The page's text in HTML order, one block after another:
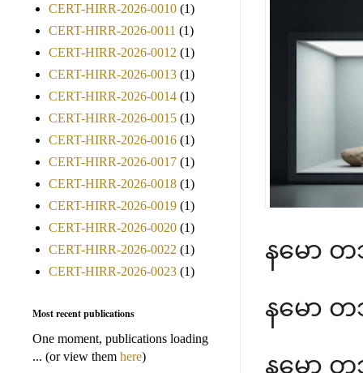
နမော
နမော
နမော
CERT-HIRR-2026-0010 (1)
CERT-HIRR-2026-0011 (1)
CERT-HIRR-2026-0012 (1)
CERT-HIRR-2026-0013 (1)
CERT-HIRR-2026-0014 (1)
CERT-HIRR-2026-0015 (1)
CERT-HIRR-2026-0016 (1)
CERT-HIRR-2026-0017 (1)
CERT-HIRR-2026-0018 (1)
CERT-HIRR-2026-0019 (1)
CERT-HIRR-2026-0020 (1)
CERT-HIRR-2026-0022 (1)
CERT-HIRR-2026-0023 (1)
Most recent publications
One moment, publications loading
... (or view them here)